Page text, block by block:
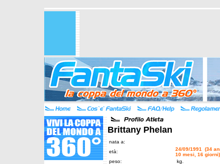
Brittany Phelan
nata a:
età:
24/09/1991 (34
10 mesi, 16 giorni)
peso:
kg.